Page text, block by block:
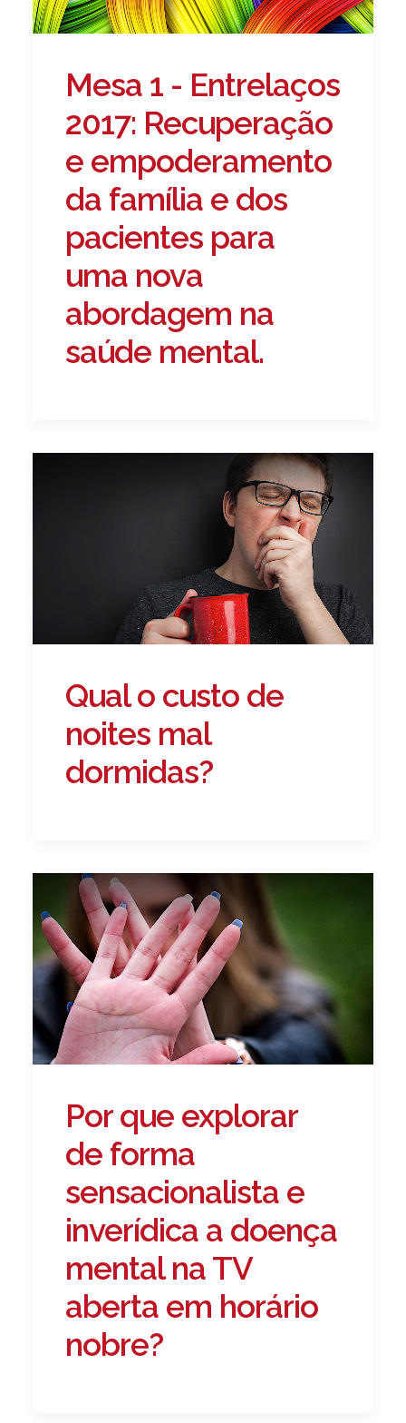
Mesa 1 - Entrelaços
2017: Recuperação
e empoderamento
da família e dos
pacientes para
uma nova
abordagem na
saúde mental.
Qual o custo de
noites mal
dormidas?
Por que explorar
de forma
sensacionalista e
inverídica a doença
mental na TV
aberta em horário
nobre?